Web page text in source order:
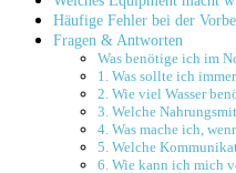
Häufige Fehler bei der
Fragen & Antworten
Was​ benötige ich im
1. Was sollte ich
2. Wie viel Wasser
3. Welche
4. Was mache ich,
5. Welche
6. Wie kann ‌ich mich